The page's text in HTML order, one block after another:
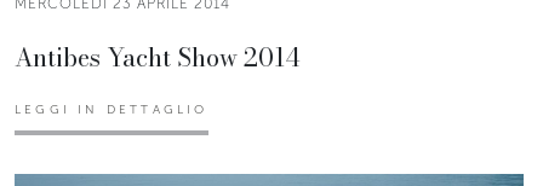
MERCOLEDÌ 23 APRILE 2014
Antibes Yacht Show 2014
LEGGI IN DETTAGLIO